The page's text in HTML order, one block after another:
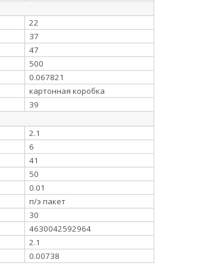
22
37
47
500
0.067821
картонная коробка
39
2.1
6
41
50
0.01
п/э пакет
30
4630042592964
2.1
0.00738